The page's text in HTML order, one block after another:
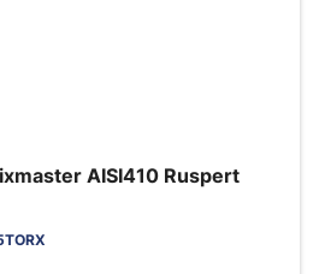
AISI410 Ruspert